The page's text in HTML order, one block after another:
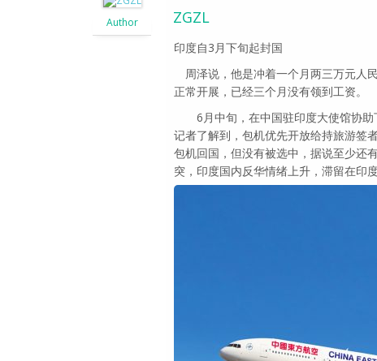
Author ZGZL
印度自3月下旬起封国
周泽说，他是冲着一个月两三万元人
正常开展，已经三个月没有领到工资。
6月中旬，在中国驻印度大使馆协助
记者了解到，包机优先开放给持旅游签
包机回国，但没有被选中，据说至少还
突，印度国内反华情绪上升，滞留在印